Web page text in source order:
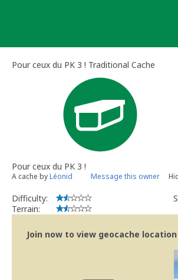
Pour ceux du PK 3 ! Traditional Cache
Pour ceux du PK 3 !
A cache byLéonid Message this owner
Difficulty:
Terrain:
Join now to view geocache